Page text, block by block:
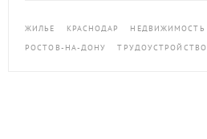
ЖИЛЬЕ КРАСНОДАР НЕДВИЖИМОСТЬ
РОСТОВ-НА-ДОНУ
ТРУДОУСТРОЙСТВО